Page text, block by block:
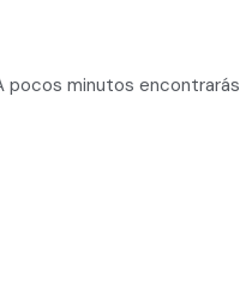
pocos minutos encontrarás